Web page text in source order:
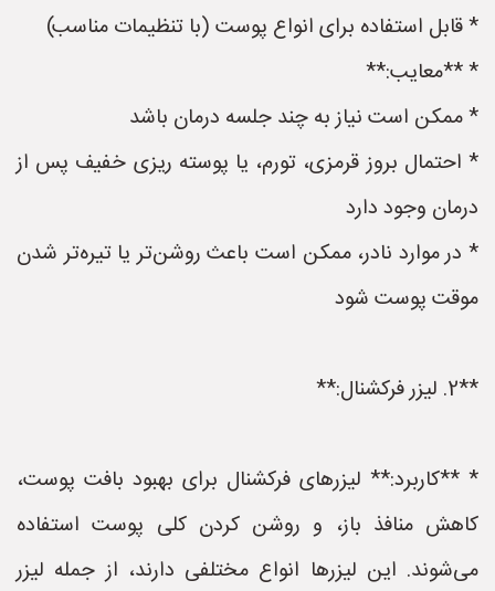
* قابل استفاده برای انواع پوست (با تنظیمات مناسب)
* **معایب:**
* ممکن است نیاز به چند جلسه درمان باشد
* احتمال بروز قرمزی، تورم، یا پوسته ریزی خفیف پس از
درمان وجود دارد
* در موارد نادر، ممکن است باعث روشن‌تر یا تیره‌تر شدن
موقت پوست شود
**2. لیزر فرکشنال:**
* **کاربرد:** لیزرهای فرکشنال برای بهبود بافت پوست،
کاهش منافذ باز، و روشن کردن کلی پوست استفاده
می‌شوند. این لیزرها انواع مختلفی دارند، از جمله لیزر